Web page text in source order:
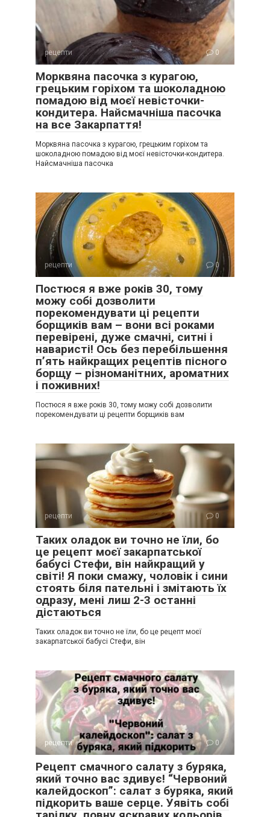
рецепти 0
Морквяна пасочка з курагою,
грецьким горіхом та шоколадною
помадою від моєї невісточки-
кондитера. Найсмачніша пасочка
на все Закарпаття!
Морквяна пасочка з курагою, грецьким горіхом та
шоколадною помадою від моєї невісточки-кондитера.
Найсмачніша пасочка
рецепти 0
Постюся я вже років 30, тому
можу собі дозволити
порекомендувати ці рецепти
борщиків вам – вони всі роками
перевірені, дуже смачні, ситні і
наваристі! Ось без перебільшення
п’ять найкращих рецептів пісного
борщу – різноманітних, ароматних
і поживних!
Постюся я вже років 30, тому можу собі дозволити
порекомендувати ці рецепти борщиків вам
рецепти 0
Таких оладок ви точно не їли, бо
це рецепт моєї закарпатської
бабусі Стефи, він найкращий у
світі! Я поки смажу, чоловік і сини
стоять біля пательні і змітають їх
одразу, мені лиш 2-3 останні
дістаються
Таких оладок ви точно не їли, бо це рецепт моєї
закарпатської бабусі Стефи, він
рецепти 0
Рецепт смачного салату з буряка,
який точно вас здивує! “Червоний
калейдоскоп”: салат з буряка, який
підкорить ваше серце. Уявіть собі